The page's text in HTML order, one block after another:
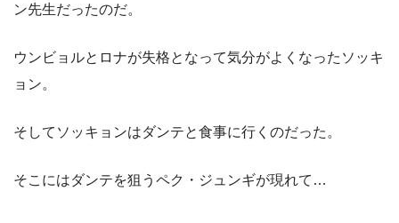
ン先生だったのだ。
ウンビョルとロナが失格となって気分がよくなったソッキ
ョン。
そしてソッキョンはダンテと食事に行くのだった。
そこにはダンテを狙うペク・ジュンギが現れて…